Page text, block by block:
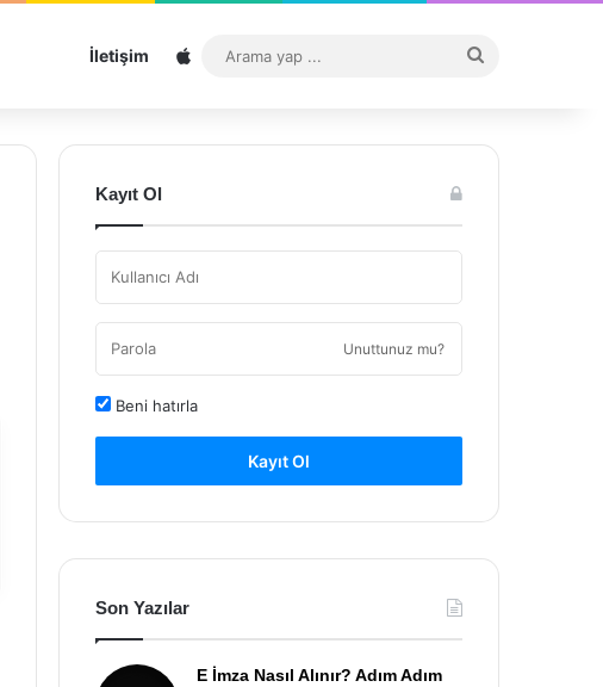
İletişim Sitemap
...
Kayıt Ol
Unuttunuz mu?
Beni hatırla
Kayıt Ol
Son Yazılar
E İmza Nasıl Alınır? Adım Adım